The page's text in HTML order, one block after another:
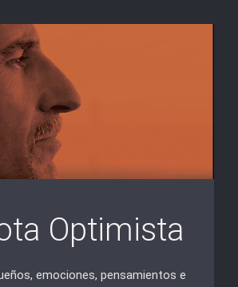
Optimista
emociones, pensamientos e